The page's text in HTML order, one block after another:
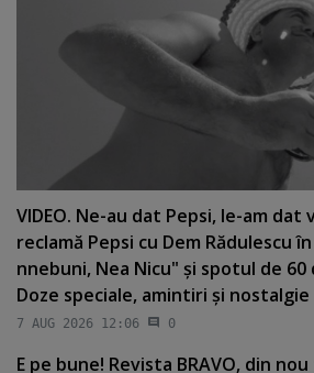
VIDEO. Ne-au dat Pepsi, le-am dat
reclamă Pepsi cu Dem Rădulescu
nnebuni, Nea Nicu" şi spotul de 60
Doze speciale, amintiri şi nostalgie
7 AUG 2026 12:06 0
E pe bune! Revista BRAVO, din